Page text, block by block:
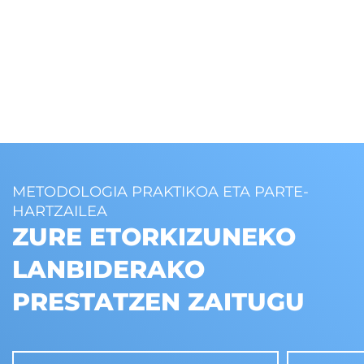
METODOLOGIA PRAKTIKOA ETA PARTE-
HARTZAILEA
ZURE ETORKIZUNEKO
LANBIDERAKO
PRESTATZEN ZAITUGU